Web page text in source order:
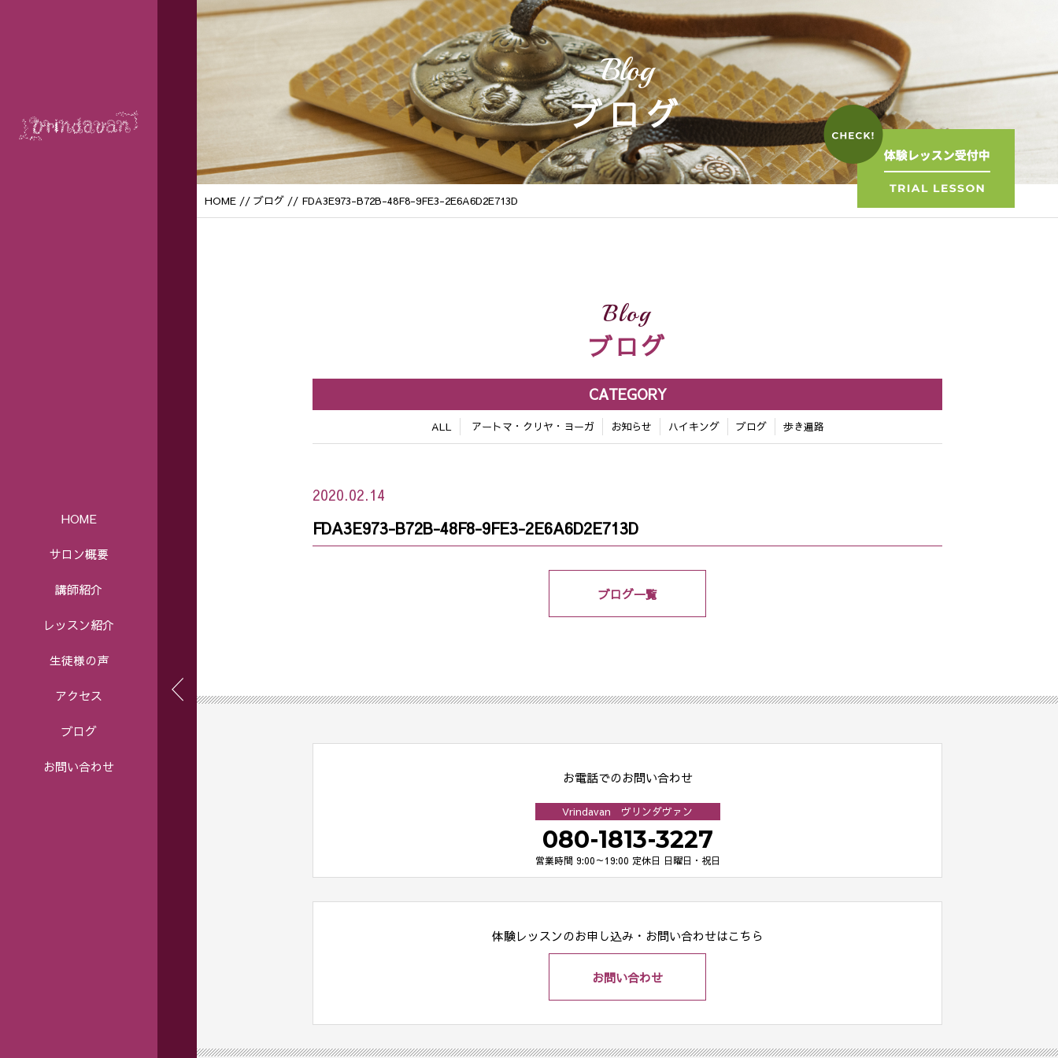
HOME
サロン概要
講師紹介
レッスン紹介
生徒様の声
アクセス
ブログ
お問い合わせ
Blog
ブログ
HOME // ブログ // FDA3E973-B72B-48F8-9FE3-2E6A6D2E713D
Blog
ブログ
CATEGORY
ALL アートマ・クリヤ・ヨーガ お知らせ ハイキング ブログ 歩き遍路
2020.02.14
FDA3E973-B72B-48F8-9FE3-2E6A6D2E713D
ブログ一覧
お電話でのお問い合わせ
Vrindavan ヴリンダヴァン
080-1813-3227
営業時間 9:00～19:00 定休日 日曜日・祝日
体験レッスンのお申し込み・ お問い合わせはこちら
お問い合わせ